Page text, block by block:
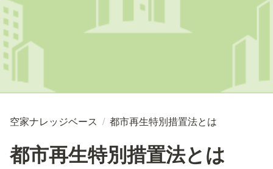
空家ナレッジベース / 都市再生特別措置法とは
都市再生特別措置法とは